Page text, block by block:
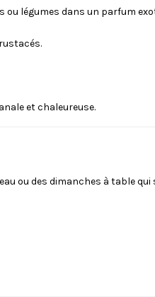
ou légumes dans un parfum
et chaleureuse.
ou des dimanches à table qui